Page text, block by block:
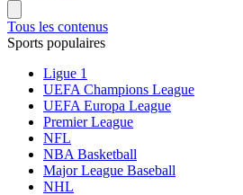
Tous les contenus
Sports populaires
Ligue 1
UEFA Champions League
UEFA Europa League
Premier League
NFL
NBA Basketball
Major League Baseball
NHL